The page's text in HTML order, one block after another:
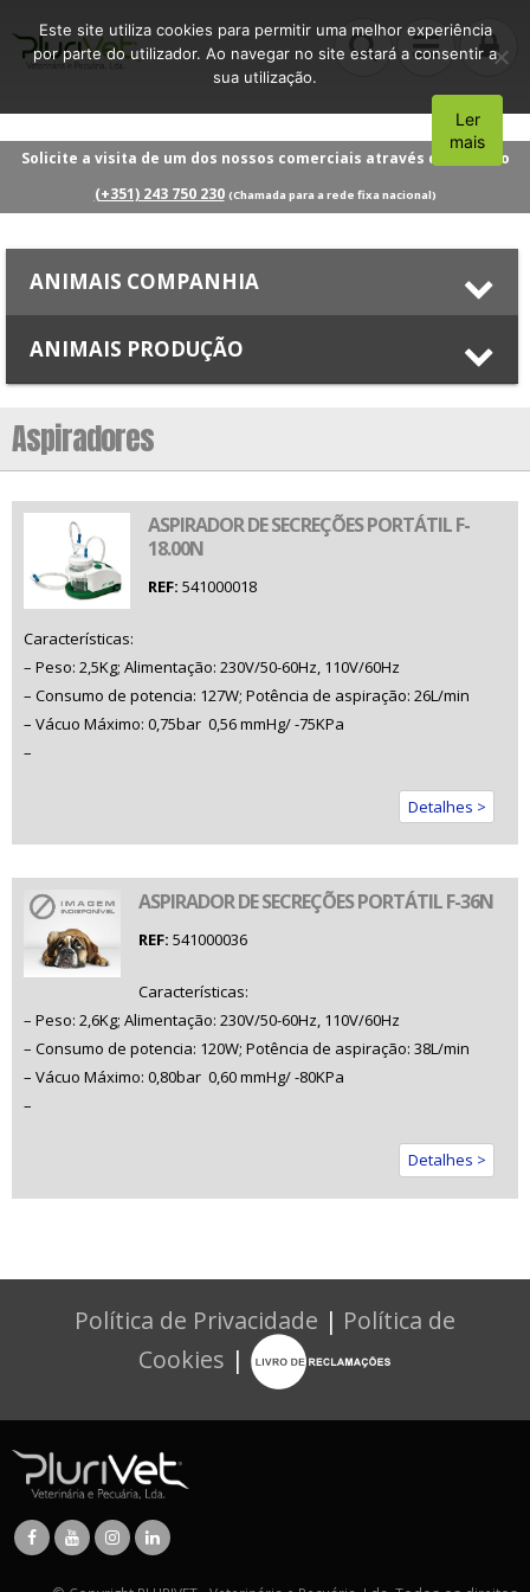
Solicite a visita de um dos nossos comerciais através do número
(+351) 243 750 230 (Chamada para a rede fixa nacional)
ANIMAIS COMPANHIA
ANIMAIS PRODUÇÃO
Aspiradores
ASPIRADOR DE SECREÇÕES PORTÁTIL F-
18.00N
REF: 541000018
Características:
– Peso: 2,5Kg; Alimentação: 230V/50-60Hz, 110V/60Hz
– Consumo de potencia: 127W; Potência de aspiração: 26L/min
– Vácuo Máximo: 0,75bar  0,56 mmHg/ -75KPa
–
Detalhes >
ASPIRADOR DE SECREÇÕES PORTÁTIL F-36N
REF: 541000036
Características:
– Peso: 2,6Kg; Alimentação: 230V/50-60Hz, 110V/60Hz
– Consumo de potencia: 120W; Potência de aspiração: 38L/min
– Vácuo Máximo: 0,80bar  0,60 mmHg/ -80KPa
–
Detalhes >
Política de Privacidade | Política de
Cookies |
Este site utiliza cookies para permitir uma melhor experiência
por parte do utilizador. Ao navegar no site estará a consentir a
sua utilização.
Aceito
Ler
mais